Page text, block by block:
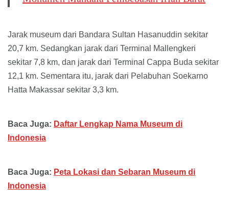
Jarak museum dari Bandara Sultan Hasanuddin sekitar
20,7 km. Sedangkan jarak dari Terminal Mallengkeri
sekitar 7,8 km, dan jarak dari Terminal Cappa Buda sekitar
12,1 km. Sementara itu, jarak dari Pelabuhan Soekarno
Hatta Makassar sekitar 3,3 km.
Baca Juga: Daftar Lengkap Nama Museum di
Indonesia
Baca Juga: Peta Lokasi dan Sebaran Museum di
Indonesia